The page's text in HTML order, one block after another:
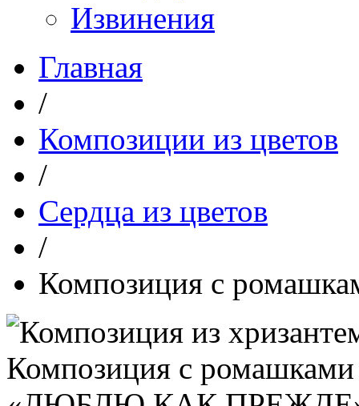
Извинения
Главная
/
Композиции из цветов
/
Сердца из цветов
/
Композиция с